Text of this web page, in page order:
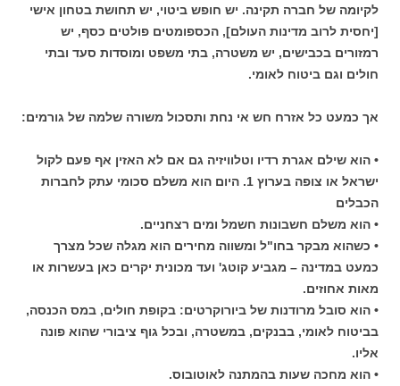
לקיומה של חברה תקינה. יש חופש ביטוי, יש תחושת בטחון אישי
[יחסית לרוב מדינות העולם], הכספומטים פולטים כסף, יש
רמזורים בכבישים, יש משטרה, בתי משפט ומוסדות סעד ובתי
חולים וגם ביטוח לאומי.
אך כמעט כל אזרח חש אי נחת ותסכול משורה שלמה של גורמים:
• הוא שילם אגרת רדיו וטלוויזיה גם אם לא האזין אף פעם לקול
ישראל או צופה בערוץ 1. היום הוא משלם סכומי עתק לחברות
הכבלים
• הוא משלם חשבונות חשמל ומים רצחניים.
• כשהוא מבקר בחו"ל ומשווה מחירים הוא מגלה שכל מצרך
כמעט במדינה – מגביע קוטג' ועד מכונית יקרים כאן בעשרות או
מאות אחוזים.
• הוא סובל מרודנות של ביורוקרטים: בקופת חולים, במס הכנסה,
בביטוח לאומי, בבנקים, במשטרה, ובכל גוף ציבורי שהוא פונה
אליו.
• הוא מחכה שעות בהמתנה לאוטובוס.